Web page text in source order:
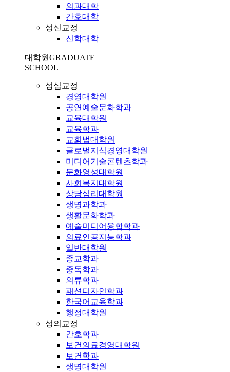
의과대학
간호대학
성신교정
신학대학
대학원GRADUATE
SCHOOL
성심교정
경영대학원
공연예술문화학과
교육대학원
교육학과
교회법대학원
글로벌지식경영대학원
미디어기술콘텐츠학과
문화영성대학원
사회복지대학원
상담심리대학원
생명과학과
생활문화학과
예술미디어융합학과
의료인공지능학과
일반대학원
종교학과
중독학과
의류학과
패션디자인학과
한국어교육학과
행정대학원
성의교정
간호학과
보건의료경영대학원
보건학과
생명대학원